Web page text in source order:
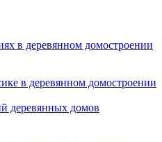
в деревянном домостроении
в деревянном домостроении
деревянных домов